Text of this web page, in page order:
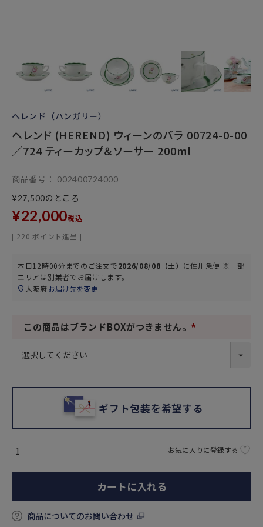
ヘレンド（ハンガリー）
ヘレンド (HEREND) ウィーンのバラ 00724-0-00
／724 ティーカップ＆ソーサー 200ml
商品番号
002400724000
¥27,500のところ
¥22,000税込
[ 220 ポイント進呈 ]
本日12時00分までのご注文で2026/08/08（土） に佐川急便 ※一部
エリアは別業者でお届けします。
大阪府お届け先を変更
この商品はブランドBOXがつきません。
ギフト包装を希望する
お気に入りに登録する
カートに入れる
商品についてのお問い合わせ